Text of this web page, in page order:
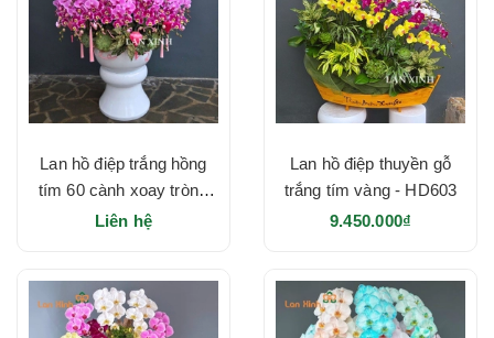
Lan hồ điệp trắng hồng
tím 60 cành xoay tròn -
HD628
Liên hệ
Lan hồ điệp thuyền gỗ
trắng tím vàng - HD603
9.450.000₫